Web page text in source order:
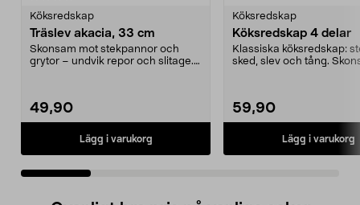
Köksredskap
Träslev akacia, 33 cm
Skonsam mot stekpannor och
grytor – undvik repor och slitage.
49,90
Lägg i varukorg
Köksredskap
Köksredskap 4 delar
Klassiska köksredskap:
sked, slev och tång.
59,90
Lägg i varukorg